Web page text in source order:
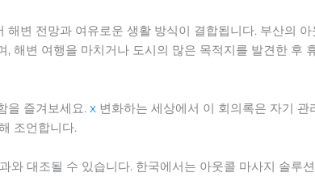
변 전망과 여유로운 생활 방식이 결합됩니다. 부산의
해변 여행을 마치거나 도시의 많은 목적지를 발견한 후
을 즐겨보세요.x 변화하는 세상에서 이 회의록은 자기 관
조언합니다.
대조될 수 있습니다. 한국에서는 아웃콜 마사지 솔루